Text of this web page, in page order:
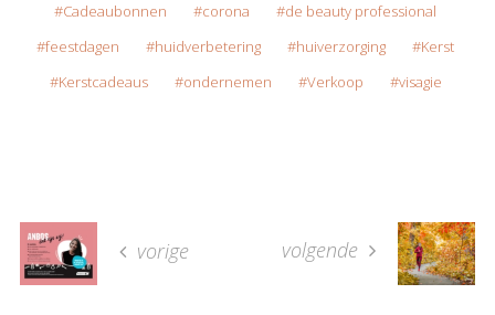
Cadeaubonnen corona
de beauty professional
feestdagen
huidverbetering huiverzorging
Kerst
Kerstcadeaus
ondernemen Verkoop visagie
vorige volgende